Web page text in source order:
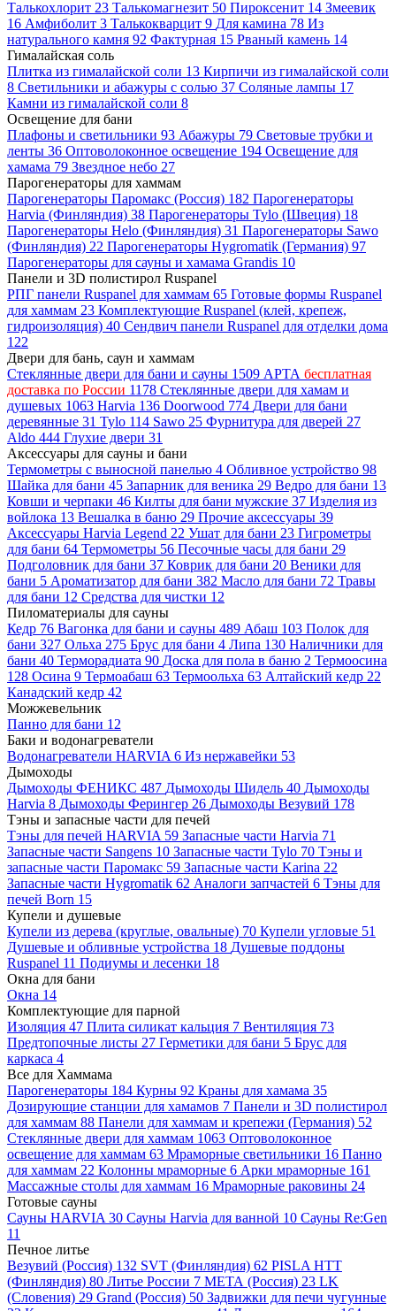
Талькохлорит 23 Талькомагнезит 50 Пироксенит 14 Змеевик
16 Амфиболит 3 Талькокварцит 9 Для камина 78 Из
натурального камня 92 Фактурная 15 Рваный камень 14
Гималайская соль
Плитка из гималайской соли 13 Кирпичи из гималайской соли
8 Светильники и абажуры с солью 37 Соляные лампы 17
Камни из гималайской соли 8
Освещение для бани
Плафоны и светильники 93 Абажуры 79 Световые трубки и
ленты 36 Оптоволоконное освещение 194 Освещение для
хамама 79 Звездное небо 27
Парогенераторы для хаммам
Парогенераторы Паромакс (Россия) 182 Парогенераторы
Harvia (Финляндия) 38 Парогенераторы Tylo (Швеция) 18
Парогенераторы Helo (Финляндия) 31 Парогенераторы Sawo
(Финляндия) 22 Парогенераторы Hygromatik (Германия) 97
Парогенераторы для сауны и хамама Grandis 10
Панели и 3D полистирол Ruspanel
РПГ панели Ruspanel для хаммам 65 Готовые формы Ruspanel
для хаммам 23 Комплектующие Ruspanel (клей, крепеж,
гидроизоляция) 40 Сендвич панели Ruspanel для отделки дома
122
Двери для бань, саун и хаммам
Стеклянные двери для бани и сауны 1509 АРТА бесплатная
доставка по России 1178 Стеклянные двери для хамам и
душевых 1063 Harvia 136 Doorwood 774 Двери для бани
деревянные 31 Tylo 114 Sawo 25 Фурнитура для дверей 27
Aldo 444 Глухие двери 31
Аксессуары для сауны и бани
Термометры с выносной панелью 4 Обливное устройство 98
Шайка для бани 45 Запарник для веника 29 Ведро для бани 13
Ковши и черпаки 46 Килты для бани мужские 37 Изделия из
войлока 13 Вешалка в баню 29 Прочие аксессуары 39
Аксессуары Harvia Legend 22 Ушат для бани 23 Гигрометры
для бани 64 Термометры 56 Песочные часы для бани 29
Подголовник для бани 37 Коврик для бани 20 Веники для
бани 5 Ароматизатор для бани 382 Масло для бани 72 Травы
для бани 12 Средства для чистки 12
Пиломатериалы для сауны
Кедр 76 Вагонка для бани и сауны 489 Абаш 103 Полок для
бани 327 Ольха 275 Брус для бани 4 Липа 130 Наличники для
бани 40 Терморадиата 90 Доска для пола в баню 2 Термоосина
128 Осина 9 Термоабаш 63 Термоольха 63 Алтайский кедр 22
Канадский кедр 42
Можжевельник
Панно для бани 12
Баки и водонагреватели
Водонагреватели HARVIA 6 Из нержавейки 53
Дымоходы
Дымоходы ФЕНИКС 487 Дымоходы Шидель 40 Дымоходы
Harvia 8 Дымоходы Ферингер 26 Дымоходы Везувий 178
Тэны и запасные части для печей
Тэны для печей HARVIA 59 Запасные части Harvia 71
Запасные части Sangens 10 Запасные части Tylo 70 Тэны и
запасные части Паромакс 59 Запасные части Karina 22
Запасные части Hygromatik 62 Аналоги запчастей 6 Тэны для
печей Born 15
Купели и душевые
Купели из дерева (круглые, овальные) 70 Купели угловые 51
Душевые и обливные устройства 18 Душевые поддоны
Ruspanel 11 Подиумы и лесенки 18
Окна для бани
Окна 14
Комплектующие для парной
Изоляция 47 Плита силикат кальция 7 Вентиляция 73
Предтопочные листы 27 Герметики для бани 5 Брус для
каркаса 4
Все для Хаммама
Парогенераторы 184 Курны 92 Краны для хамама 35
Дозирующие станции для хамамов 7 Панели и 3D полистирол
для хаммам 88 Панели для хаммам и крепежи (Германия) 52
Стеклянные двери для хаммам 1063 Оптоволоконное
освещение для хаммам 63 Мраморные светильники 16 Панно
для хаммам 22 Колонны мраморные 6 Арки мраморные 161
Массажные столы для хаммам 16 Мраморные раковины 24
Готовые сауны
Сауны HARVIA 30 Сауны Harvia для ванной 10 Сауны Re:Gen
11
Печное литье
Везувий (Россия) 132 SVT (Финляндия) 62 PISLA HTT
(Финляндия) 80 Литье России 7 МЕТА (Россия) 23 LK
(Словения) 29 Grand (Россия) 50 Задвижки для печи чугунные